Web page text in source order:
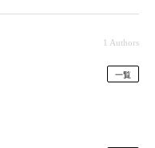
1 Authors
一覧